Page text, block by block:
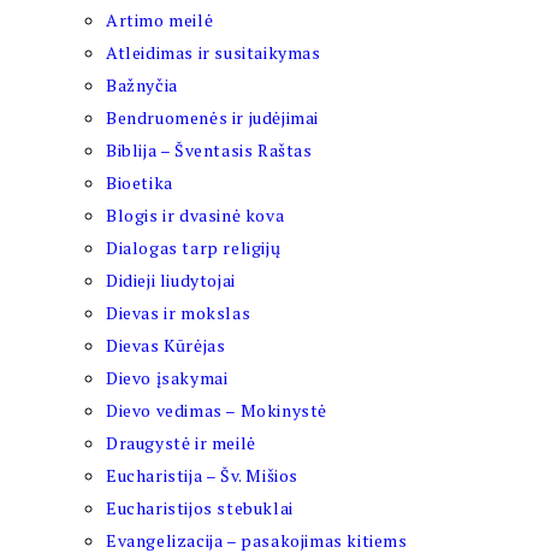
Artimo meilė
Atleidimas ir susitaikymas
Bažnyčia
Bendruomenės ir judėjimai
Biblija – Šventasis Raštas
Bioetika
Blogis ir dvasinė kova
Dialogas tarp religijų
Didieji liudytojai
Dievas ir mokslas
Dievas Kūrėjas
Dievo įsakymai
Dievo vedimas – Mokinystė
Draugystė ir meilė
Eucharistija – Šv. Mišios
Eucharistijos stebuklai
Evangelizacija – pasakojimas kitiems